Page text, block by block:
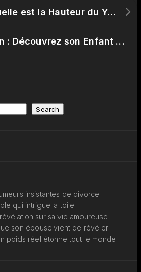
Mastu Taille : Quelle est la Hauteur du YouTuber ?
Fils Julie Taton : Découvrez son Enfant et sa Vie de Mère
Search
insistantes de divorce
qui intrigue la toile
sur sa vie amoureuse
son épouse vient de révéler
poids réel étonne tout le monde